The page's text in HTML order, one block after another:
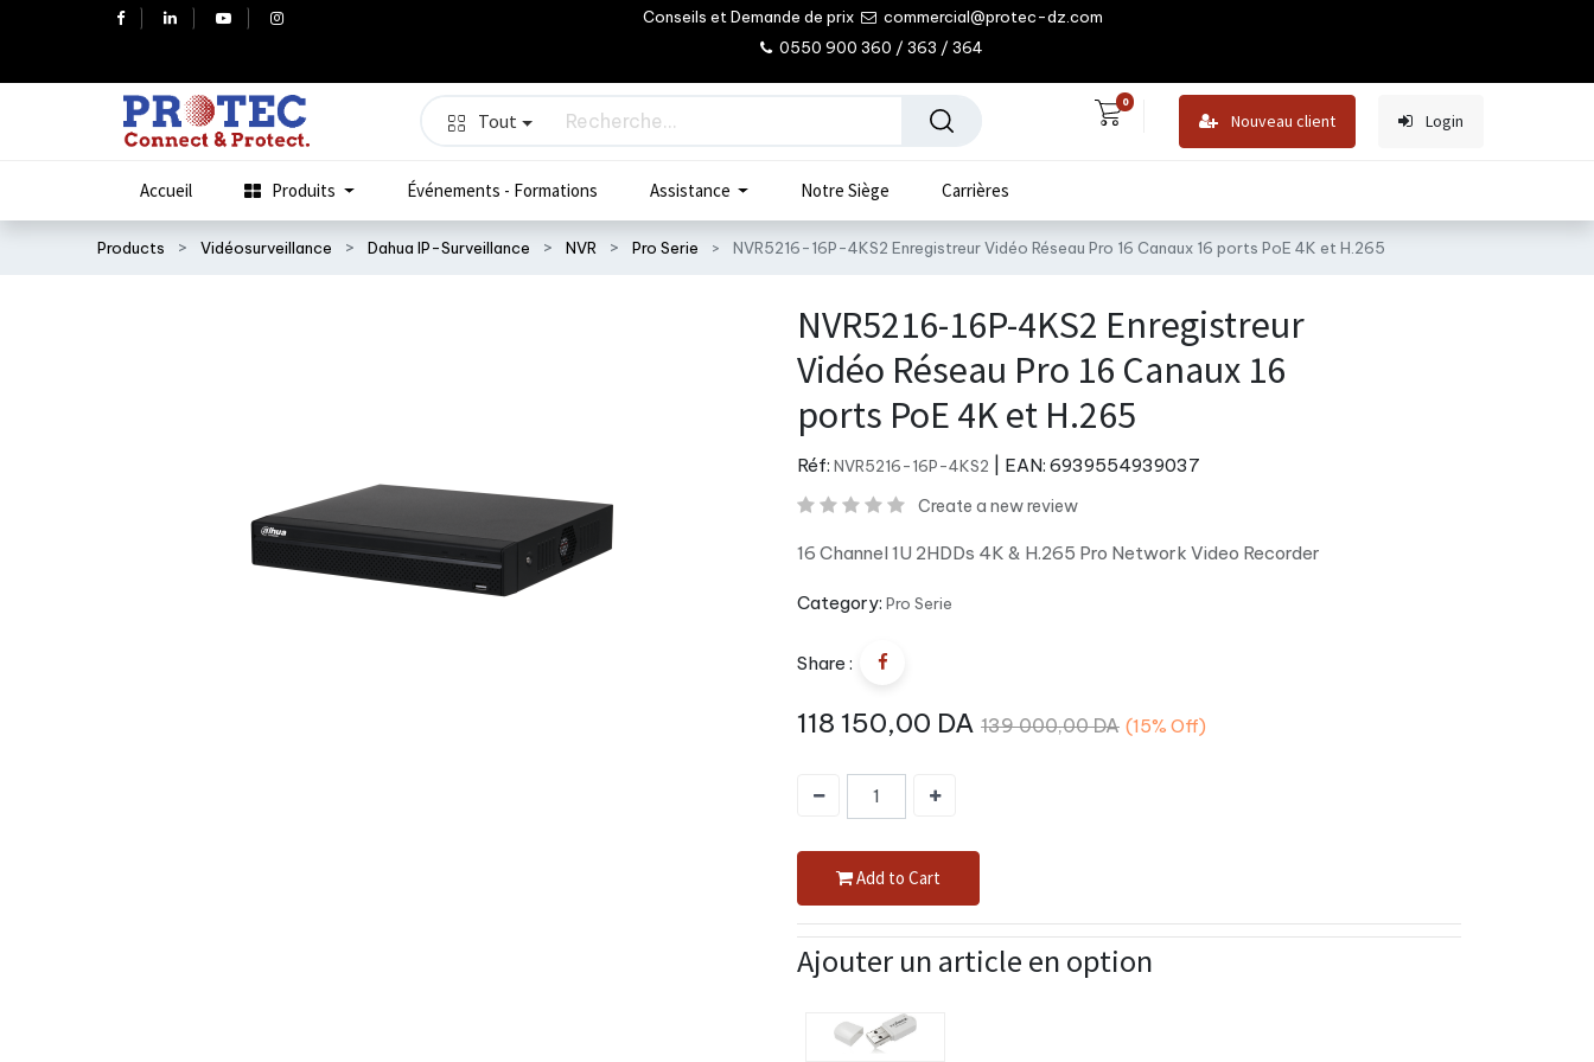
Conseils et Demande de prix
commercial@protec-dz.com
0550 900 360 / 363 / 364
Tout
0
Nouveau client Login
Accueil Produits Événements - Formations Assistance Notre Siège Carrières
Products Vidéosurveillance Dahua IP-Surveillance NVR Pro Serie NVR5216-16P-4KS2 Enregistreur Vidéo Réseau Pro 16 Canaux 16 ports PoE 4K et H.265
NVR5216-16P-4KS2 Enregistreur
Vidéo Réseau Pro 16 Canaux 16
ports PoE 4K et H.265
Réf: NVR5216-16P-4KS2 | EAN: 6939554939037
Create a new review
16 Channel 1U 2HDDs 4K & H.265 Pro Network Video Recorder
Category: Pro Serie
Share :
118 150,00 DA 139 000,00DA (15% Off)
Add to Cart
Ajouter un article en option